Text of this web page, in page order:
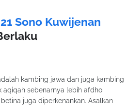
Sono Kuwijenan
kambing jawa dan juga kambing
aqiqah sebenarnya lebih afdho
juga diperkenankan. Asalkan